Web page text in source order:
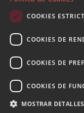
© Copyright 1989 -
Frank ·
Web &
COOKIES
COOKIES DE
COOKIES DE
COOKIES DE
MOSTRAR DETALLES